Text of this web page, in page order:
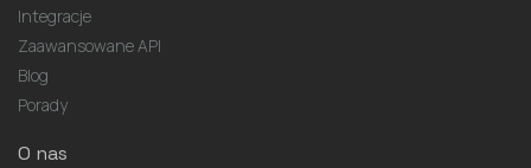
Integracje
Zaawansowane API
Blog
Porady
O nas